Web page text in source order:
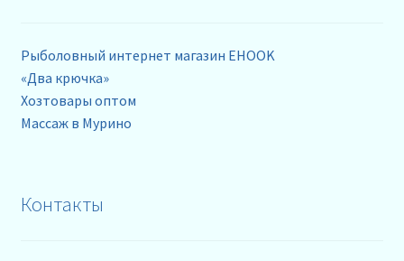
Рыболовный интернет магазин EHOOK
«Два крючка»
Хозтовары оптом
Массаж в Мурино
Контакты